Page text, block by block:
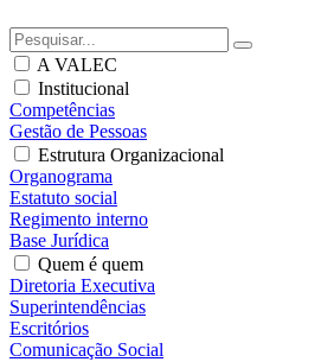
A VALEC
Institucional
Competências
Gestão de Pessoas
Estrutura Organizacional
Organograma
Estatuto social
Regimento interno
Base Jurídica
Quem é quem
Diretoria Executiva
Superintendências
Escritórios
Comunicação Social